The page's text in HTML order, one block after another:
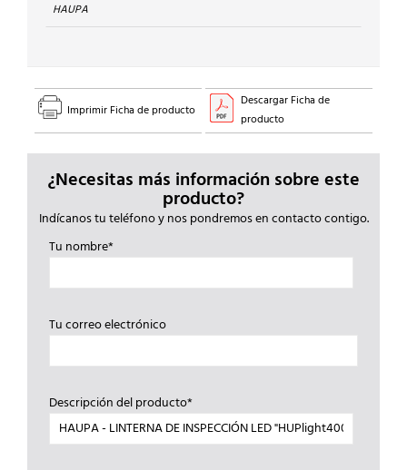
HAUPA
Imprimir Ficha de producto
Descargar Ficha de
producto
¿Necesitas más información sobre este
producto?
Indícanos tu teléfono y nos pondremos en contacto contigo.
Tu nombre*
Tu correo electrónico
Descripción del producto*